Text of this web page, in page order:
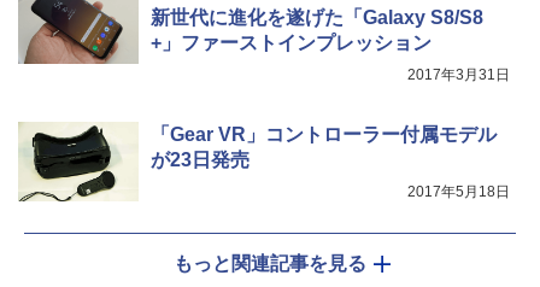
新世代に進化を遂げた「Galaxy S8/S8
+」ファーストインプレッション
2017年3月31日
「Gear VR」コントローラー付属モデル
が23日発売
2017年5月18日
もっと関連記事を見る